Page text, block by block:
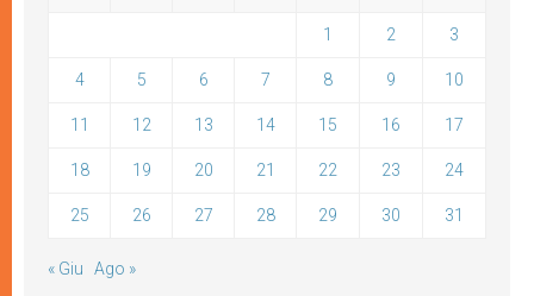
1 2 3
4 5 6 7 8 9 10
11 12 13 14 15 16 17
18 19 20 21 22 23 24
25 26 27 28 29 30 31
« Giu Ago »